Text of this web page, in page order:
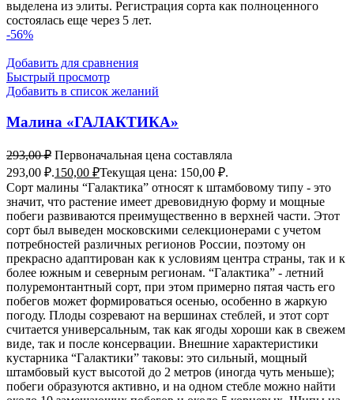
выделена из элиты. Регистрация сорта как полноценного
состоялась еще через 5 лет.
-56%
Добавить для сравнения
Быстрый просмотр
Добавить в список желаний
Малина «ГАЛАКТИКА»
293,00₽ Первоначальная цена составляла
293,00 ₽.150,00 ₽Текущая цена: 150,00 ₽.
Сорт малины “Галактика” относят к штамбовому типу - это
значит, что растение имеет древовидную форму и мощные
побеги развиваются преимущественно в верхней части. Этот
сорт был выведен московскими селекционерами с учетом
потребностей различных регионов России, поэтому он
прекрасно адаптирован как к условиям центра страны, так и к
более южным и северным регионам. “Галактика” - летний
полуремонтантный сорт, при этом примерно пятая часть его
побегов может формироваться осенью, особенно в жаркую
погоду. Плоды созревают на вершинах стеблей, и этот сорт
считается универсальным, так как ягоды хороши как в свежем
виде, так и после консервации. Внешние характеристики
кустарника “Галактики” таковы: это сильный, мощный
штамбовый куст высотой до 2 метров (иногда чуть меньше);
побеги образуются активно, и на одном стебле можно найти